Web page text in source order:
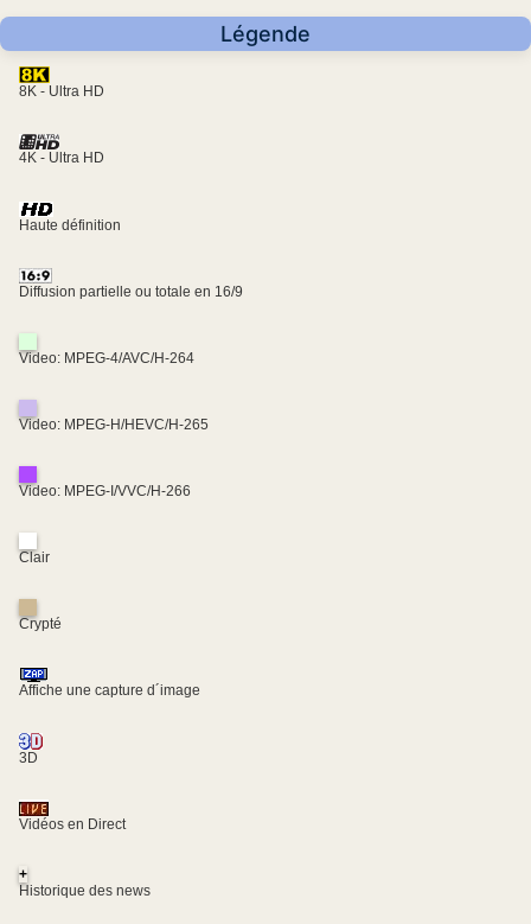
Légende
8K - Ultra HD
4K - Ultra HD
Haute définition
Diffusion partielle ou totale en 16/9
Video: MPEG-4/AVC/H-264
Video: MPEG-H/HEVC/H-265
Video: MPEG-I/VVC/H-266
Clair
Crypté
Affiche une capture d´image
3D
Vidéos en Direct
+
Historique des news